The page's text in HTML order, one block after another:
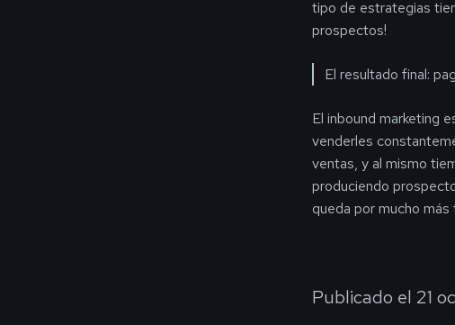
tipo de estrategias
prospectos!
El resultado final:
El inbound marketing
venderles
ventas, y al mismo
produciendo
queda por mucho
Publicado el 21